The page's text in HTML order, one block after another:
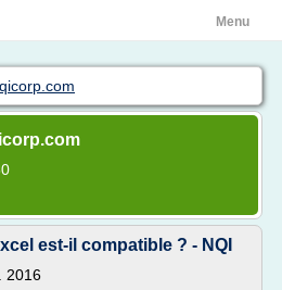
Menu
est-il compatible ? - NQI
2016